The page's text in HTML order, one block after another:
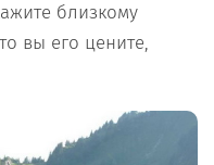
близкому
вы его цените,